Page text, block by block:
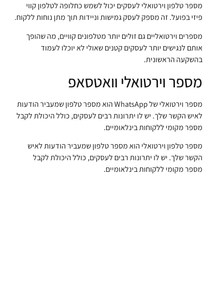
מספר טלפון וירטואלי לעסקים יכול לשמש כחלופה לטלפון קווי
פיזי בפועל. זה מספק לעסק גמישות וניידות תוך מתן נוחות ללקוח.
מספרים וירטואליים גם זולים יותר מטלפונים קוויים, מה שהופך
אותם לנגישים יותר לעסקים קטנים שאולי לא יוכלו לעמוד
בהשקעה הראשונית.
מספר וירטואלי וואטסאפ
מספר וירטואלי של WhatsApp הוא מספר טלפון שמעביר הודעות
לאיש הקשר שלך. יש לו יתרונות רבים לעסקים, כולל היכולת לקבל
מספר מקומי ללקוחות בינלאומיים.
מספר טלפון וירטואלי הוא מספר טלפון שמעביר הודעות לאיש
הקשר שלך. יש לו יתרונות רבים לעסקים, כולל היכולת לקבל
מספר מקומי ללקוחות בינלאומיים.